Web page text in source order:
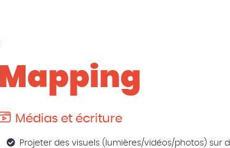
Mapping
Médias et écriture
Projeter des visuels (lumières/vidéos/photos) sur